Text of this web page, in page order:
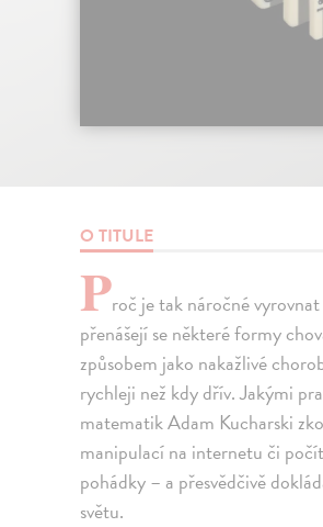
O TITULE
Proč je tak náročné
přenášejí se některé formy
způsobem jako nakažlivé
rychleji než kdy dřív. Jakými
matematik Adam Kucharski
manipulací na internetu či
pohádky – a přesvědčivě
světu.